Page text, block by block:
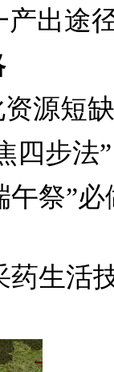
产出途
源短
四步法
午祭”
药生活